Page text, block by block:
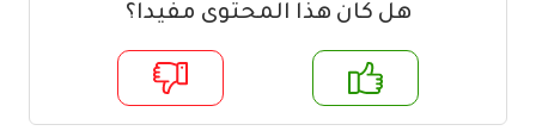
هل كان هذا المحتوى مفيدا؟
لا